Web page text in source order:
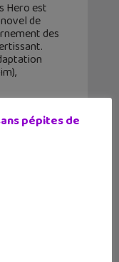
Hero est
de
des
pépites de